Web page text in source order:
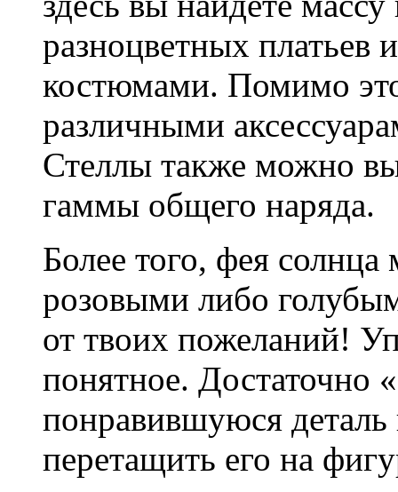
разноцветных платьев
костюмами. Помимо
различными
Стеллы также можно
гаммы общего наряда.
Более того, фея
розовыми либо
от твоих пожеланий!
понятное. Достаточно
понравившуюся деталь
перетащить его на